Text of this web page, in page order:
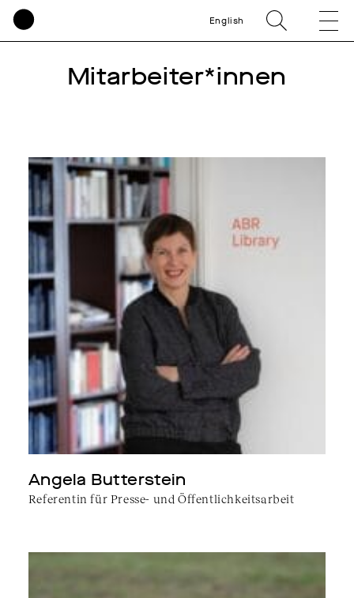
English
Mitarbeiter*innen
Angela Butterstein
Referentin für Presse- und Öffentlichkeitsarbeit